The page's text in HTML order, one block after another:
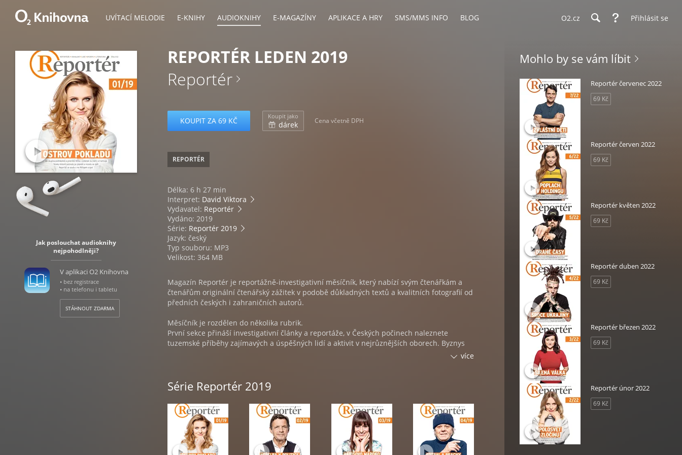
UVÍTACÍ MELODIE E-KNIHY AUDIOKNIHY E-MAGAZÍNY APLIKACE A HRY SMS/MMS INFO BLOG O2.cz Přihlásit se
Jak poslouchat audioknihy
nejpohodlněji?
V aplikaci O2 Knihovna
• bez registrace
• na telefonu i tabletu
STÁHNOUT ZDARMA
REPORTÉR LEDEN 2019
Reportér
KOUPIT ZA 69 KČ Koupit jako
dárek Cena včetně DPH
REPORTÉR
Délka: 6 h 27 min
Interpret: David Viktora
Vydavatel: Reportér
Vydáno: 2019
Série: Reportér 2019
Jazyk: český
Typ souboru: MP3
Velikost: 364 MB
Magazín Reportér je reportážně-investigativní měsíčník, který nabízí svým čtenářkám a
čtenářům originální čtenářský zážitek v podobě důkladných textů a kvalitních fotografií od
předních českých i zahraničních autorů.
Měsíčník je rozdělen do několika rubrik.
První sekce přináší investigativní články a reportáže, v Českých počinech naleznete
tuzemské příběhy zajímavých a úspěšných lidí a aktivit v nejrůznějších oborech. Byznys
obsahuje ekonomické informace do hloubky, které nemůže postihnout běžné denní
republikou.
V sekci Kultura pak najdete mimo jiné povídku nebo esej psanou speciálně pro měsíčník a
řadu dalších zajímavých článků.
OBSAH:
1. Editorial – Bába na síti
2. Koment – Cíl neznámý
více
Série Reportér 2019
Mohlo by se vám líbit
Reportér červenec 2022
69 Kč
Reportér červen 2022
69 Kč
Reportér květen 2022
69 Kč
Reportér duben 2022
69 Kč
Reportér březen 2022
69 Kč
Reportér únor 2022
69 Kč